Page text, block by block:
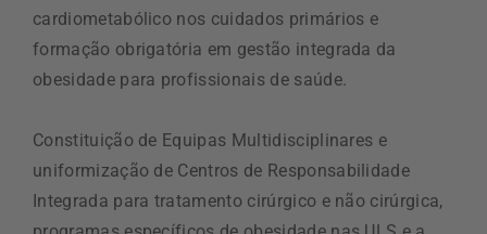
cardiometabólico nos cuidados primários e
formação obrigatória em gestão integrada da
obesidade para profissionais de saúde.
Constituição de Equipas Multidisciplinares e
uniformização de Centros de Responsabilidade
Integrada para tratamento cirúrgico e não cirúrgica,